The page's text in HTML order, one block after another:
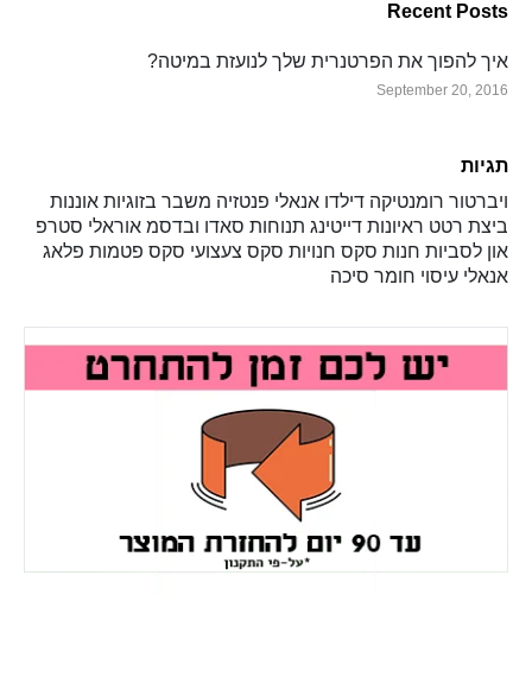
Recent Posts
איך להפוך את הפרטנרית שלך לנועזת במיטה?
September 20, 2016
תגיות
ויברטור רומנטיקה דילדו אנאלי פנטזיה משבר בזוגיות אוננות
ביצת רטט ראיונות דייטינג תנוחות סאדו ובדסמ אוראלי סטרפ
און לסביות חנות סקס חנויות סקס צעצועי סקס פטמות פלאג
אנאלי עיסוי חומר סיכה